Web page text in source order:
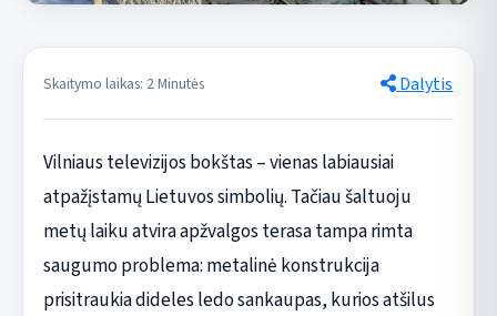
Skaitymo laikas: 2 Minutės Dalytis
Vilniaus televizijos bokštas – vienas labiausiai
atpažįstamų Lietuvos simbolių. Tačiau šaltuoju
metų laiku atvira apžvalgos terasa tampa rimta
saugumo problema: metalinė konstrukcija
prisitraukia dideles ledo sankaupas, kurios atšilus